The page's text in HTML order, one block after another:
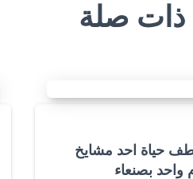
ذات صلة
حياة احد مشايخ
واحد بصنعاء